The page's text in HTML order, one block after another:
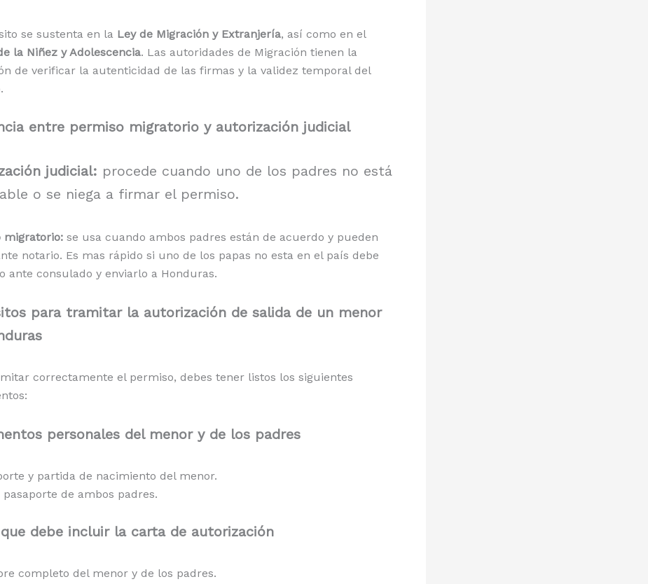
se sustenta en la Ley de Migración y Extranjería, así como en el
la Niñez y Adolescencia. Las autoridades de Migración tienen la
de verificar la autenticidad de las firmas y la validez temporal del
entre permiso migratorio y autorización judicial
judicial: procede cuando uno de los padres no está
o se niega a firmar el permiso.
migratorio: se usa cuando ambos padres están de acuerdo y pueden
notario. Es mas rápido si uno de los papas no esta en el país debe
ante consulado y enviarlo a Honduras.
para tramitar la autorización de salida de un menor
correctamente el permiso, debes tener listos los siguientes
personales del menor y de los padres
y partida de nacimiento del menor.
pasaporte de ambos padres.
debe incluir la carta de autorización
completo del menor y de los padres.